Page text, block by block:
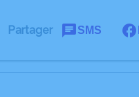
Partager SMS